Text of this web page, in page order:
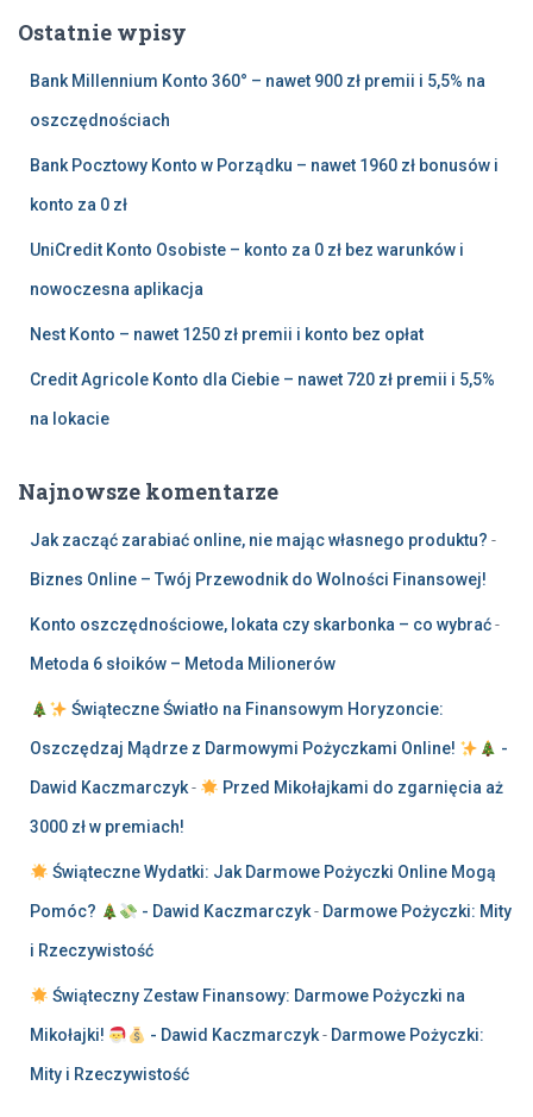
jOstatnie wpisy
Bank Millennium Konto 360° – nawet 900 zł premii i 5,5% na
oszczędnościach
Bank Pocztowy Konto w Porządku – nawet 1960 zł bonusów i
konto za 0 zł
UniCredit Konto Osobiste – konto za 0 zł bez warunków i
nowoczesna aplikacja
Nest Konto – nawet 1250 zł premii i konto bez opłat
Credit Agricole Konto dla Ciebie – nawet 720 zł premii i 5,5%
na lokacie
Najnowsze komentarze
Jak zacząć zarabiać online, nie mając własnego produktu? -
Biznes Online – Twój Przewodnik do Wolności Finansowej!
Konto oszczędnościowe, lokata czy skarbonka – co wybrać-
Metoda 6 słoików – Metoda Milionerów
Świąteczne Światło na Finansowym Horyzoncie:
Oszczędzaj Mądrze z Darmowymi Pożyczkami Online! -
Dawid Kaczmarczyk- Przed Mikołajkami do zgarnięcia aż
3000 zł w premiach!
Świąteczne Wydatki: Jak Darmowe Pożyczki Online Mogą
Pomóc? - Dawid Kaczmarczyk- Darmowe Pożyczki: Mity
i Rzeczywistość
Świąteczny Zestaw Finansowy: Darmowe Pożyczki na
Mikołajki! - Dawid Kaczmarczyk- Darmowe Pożyczki:
Mity i Rzeczywistość